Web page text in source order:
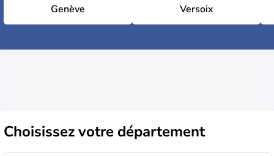
Genève Versoix
Choisissezvotre département